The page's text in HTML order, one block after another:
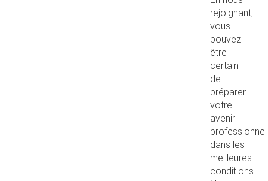
rejoignant,
vous
pouvez
être
certain
de
préparer
votre
avenir
professionnel
dans les
meilleures
conditions.